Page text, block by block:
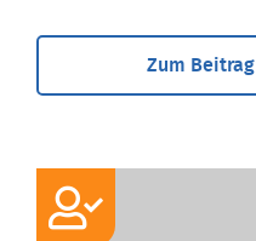
Zum Beitrag